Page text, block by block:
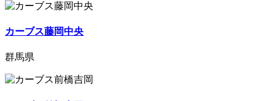
カーブス藤岡中央
群馬県